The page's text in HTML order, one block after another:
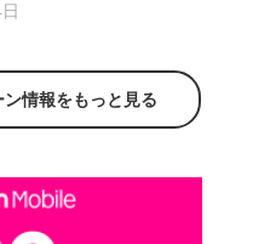
情報をもっと見る